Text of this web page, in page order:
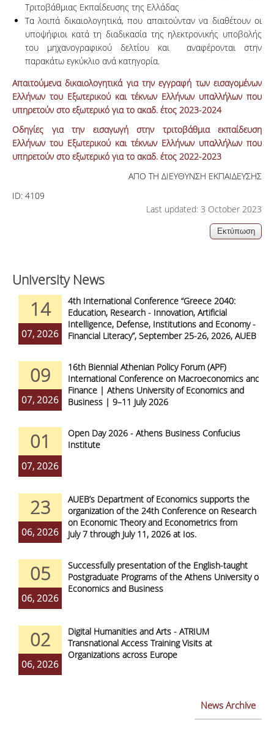
Τριτοβάθμιας Εκπαίδευσης της Ελλάδας
Τα λοιπά δικαιολογητικά, που απαιτούνταν να διαθέτουν οι
υποψήφιοι κατά τη διαδικασία της ηλεκτρονικής υποβολής
του μηχανογραφικού δελτίου και αναφέρονται στην
παρακάτω εγκύκλιο ανά κατηγορία.
Απαιτούμενα δικαιολογητικά για την εγγραφή των εισαγομένων
Ελλήνων του Εξωτερικού και τέκνων Ελλήνων υπαλλήλων που
υπηρετούν στο εξωτερικό για το ακαδ. έτος 2023-2024
Οδηγίες για την εισαγωγή στην τριτοβάθμια εκπαίδευση
Ελλήνων του Εξωτερικού και τέκνων Ελλήνων υπαλλήλων που
υπηρετούν στο εξωτερικό για το ακαδ. έτος 2022-2023
ΑΠΟ ΤΗ ΔΙΕΥΘΥΝΣΗ ΕΚΠΑΙΔΕΥΣΗΣ
ID: 4109
Last updated: 3 October 2023
University News
14
07, 2026
4th International Conference “Greece 2040:
Education, Research - Innovation, Artificial
Intelligence, Defense, Institutions and Economy -
Financial Literacy”, September 25-26, 2026, AUEB
09
07, 2026
16th Biennial Athenian Policy Forum (APF)
International Conference on Macroeconomics and
Finance | Athens University of Economics and
Business | 9–11 July 2026
01
07, 2026
Open Day 2026 - Athens Business Confucius
Institute
23
06, 2026
AUEB’s Department of Economics supports the
organization of the 24th Conference on Research
on Economic Theory and Econometrics from
July 7 through July 11, 2026 at Ios.
05
06, 2026
Successfully presentation of the English-taught
Postgraduate Programs of the Athens University of
Economics and Business
02
06, 2026
Digital Humanities and Arts - ATRIUM
Transnational Access Training Visits at
Organizations across Europe
News Archive